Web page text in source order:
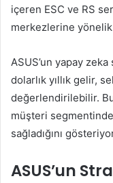
içeren ESC ve RS
merkezlerine
ASUS’un yapay
dolarlık yıllık gelir,
değerlendirilebilir. Bu
müşteri
sağladığını
ASUS’un